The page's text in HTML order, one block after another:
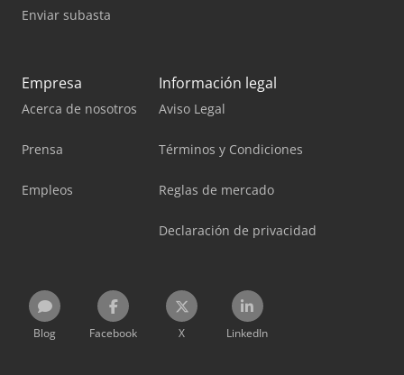
Enviar subasta
Empresa
Acerca de nosotros
Prensa
Empleos
Información legal
Aviso Legal
Términos y Condiciones
Reglas de mercado
Declaración de privacidad
Blog Facebook X LinkedIn